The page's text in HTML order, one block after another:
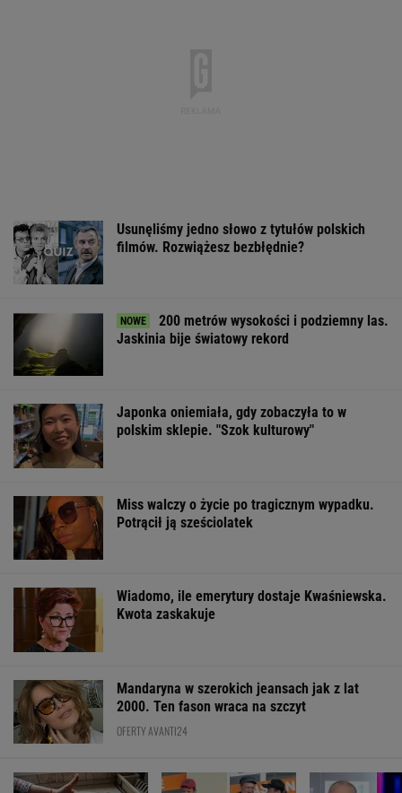
Usunęliśmy jedno słowo z tytułów polskich
filmów. Rozwiążesz bezbłędnie?
200 metrów wysokości i podziemny las.
Jaskinia bije światowy rekord
Japonka oniemiała, gdy zobaczyła to w
polskim sklepie. "Szok kulturowy"
Miss walczy o życie po tragicznym wypadku.
Potrącił ją sześciolatek
Wiadomo, ile emerytury dostaje Kwaśniewska.
Kwota zaskakuje
Mandaryna w szerokich jeansach jak z lat
2000. Ten fason wraca na szczyt
OFERTY AVANTI24